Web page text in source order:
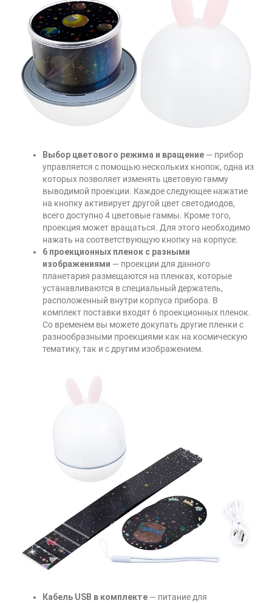
Выбор цветового режима и вращение — прибор
управляется с помощью нескольких кнопок, одна из
которых позволяет изменять цветовую гамму
выводимой проекции. Каждое следующее нажатие
на кнопку активирует другой цвет светодиодов,
всего доступно 4 цветовые гаммы. Кроме того,
проекция может вращаться. Для этого необходимо
нажать на соответствующую кнопку на корпусе.
6 проекционных пленок с разными
изображениями — проекции для данного
планетария размещаются на пленках, которые
устанавливаются в специальный держатель,
расположенный внутри корпуса прибора. В
комплект поставки входят 6 проекционных пленок.
Со временем вы можете докупать другие пленки с
разнообразными проекциями как на космическую
тематику, так и с другим изображением.
Кабель USB в комплекте — питание для